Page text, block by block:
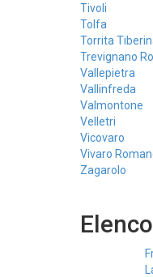
Tivoli
Tolfa
Torrita
Trevignano
Vallepietra
Vallinfreda
Valmontone
Velletri
Vicovaro
Vivaro
Zagarolo